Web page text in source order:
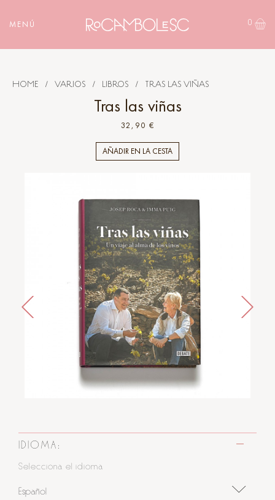
MENÚ 0
HOME / VARIOS / LIBROS / TRAS LAS VIÑAS
Tras las viñas
32,90 €
AÑADIR EN LA CESTA
IDIOMA:
Selecciona el idioma
Español